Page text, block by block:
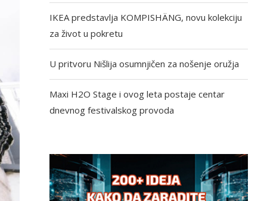
IKEA predstavlja KOMPISHÄNG, novu kolekciju
za život u pokretu
U pritvoru Nišlija osumnjičen za nošenje oružja
Maxi H2O Stage i ovog leta postaje centar
dnevnog festivalskog provoda